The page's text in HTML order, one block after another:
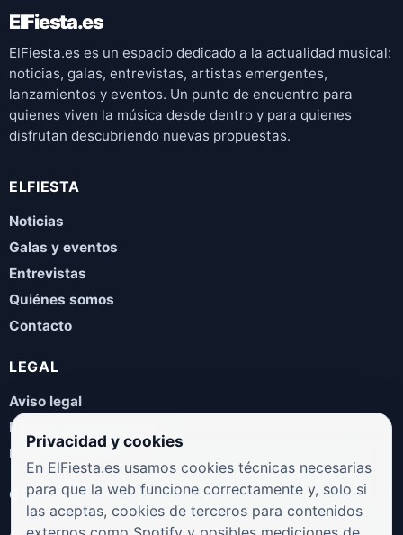
ElFiesta.es
ElFiesta.es es un espacio dedicado a la actualidad musical:
noticias, galas, entrevistas, artistas emergentes,
lanzamientos y eventos. Un punto de encuentro para
quienes viven la música desde dentro y para quienes
disfrutan descubriendo nuevas propuestas.
ELFIESTA
Noticias
Galas y eventos
Entrevistas
Quiénes somos
Contacto
LEGAL
Aviso legal
Política de privacidad
Política de cookies
COLABORA
¿Eres artista, manager, sello o promotor? Envíanos tus
Privacidad y cookies
En ElFiesta.es usamos cookies técnicas necesarias
para que la web funcione correctamente y, solo si
las aceptas, cookies de terceros para contenidos